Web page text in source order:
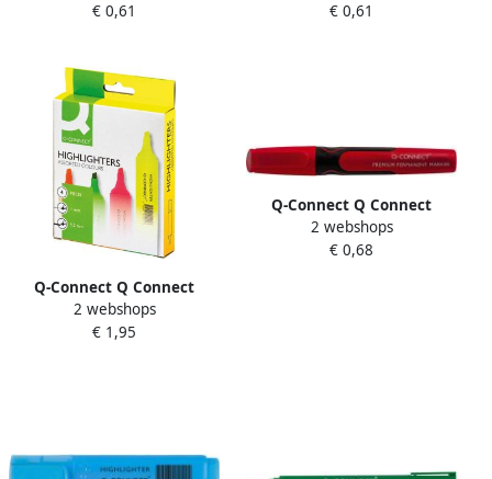
€ 0,61
€ 0,61
Q-Connect Q Connect
markeerstift geassorteerde
kleuren etui van 4 stuks
2 webshops
€ 1,95
Q-Connect Q Connect
premium permanent
marker ronde punt rood
2 webshops
€ 0,68